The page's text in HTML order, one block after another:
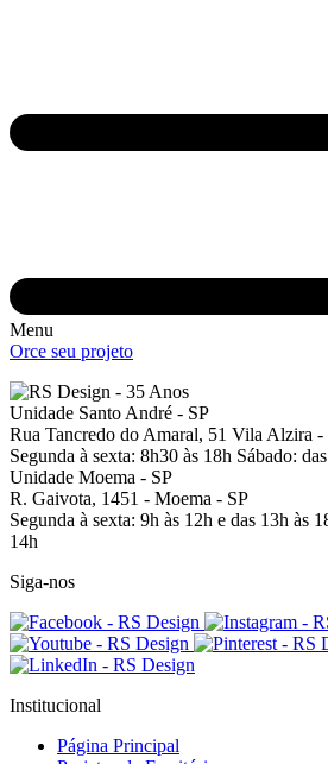
Menu
Orce seu projeto
Unidade Santo André - SP
Rua Tancredo do Amaral, 51 Vila Alzira -
Segunda à sexta: 8h30 às 18h Sábado:
Unidade Moema - SP
R. Gaivota, 1451 - Moema - SP
Segunda à sexta: 9h às 12h e das 13h às
14h
Siga-nos
Institucional
Página Principal